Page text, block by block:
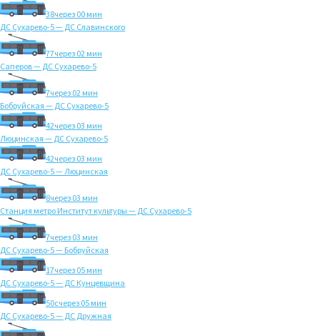
38через 00 мин
ДС Сухарево-5 — ДС Славинского
77через 02 мин
Саперов — ДС Сухарево-5
7через 02 мин
Бобруйская — ДС Сухарево-5
42через 03 мин
Люцинская — ДС Сухарево-5
42через 03 мин
ДС Сухарево-5 — Люцинская
8через 03 мин
Станция метро Институт культуры — ДС Сухарево-5
7через 03 мин
ДС Сухарево-5 — Бобруйская
17через 05 мин
ДС Сухарево-5 — ДС Кунцевщина
50счерез 05 мин
ДС Сухарево-5 — ДС Дружная